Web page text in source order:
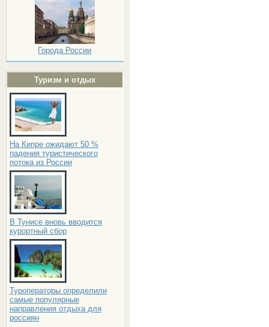
Города России
Туризм и отдых
На Кипре ожидают 50 %
падения туристического
потока из России
В Тунисе вновь вводится
курортный сбор
Туроператоры определили
самые популярные
направления отдыха для
россиян